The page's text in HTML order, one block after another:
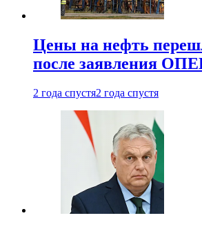
Цены на нефть
после заявления
2 года спустя2 года спустя